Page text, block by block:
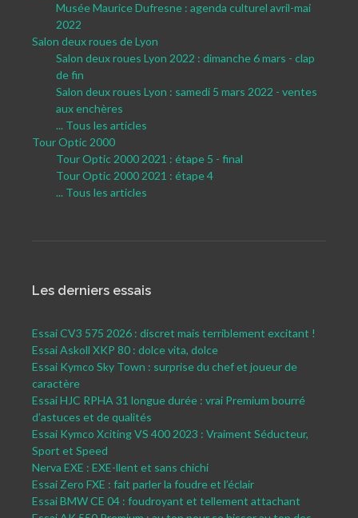
Musée Maurice Dufresne : agenda culturel avril-mai
2022
Salon deux roues de Lyon
Salon deux roues Lyon 2022 : dimanche 6 mars - clap
de fin
Salon deux roues Lyon : samedi 5 mars 2022 - ventes
aux enchères
... Tous les articles
Tour Optic 2000
Tour Optic 2000 2021 : étape 5 - final
Tour Optic 2000 2021 : étape 4
... Tous les articles
Les derniers essais
Essai CV3 575 2026 : discret mais terriblement excitant !
Essai Askoll XKP 80 : dolce vita, dolce
Essai Kymco Sky Town : surprise du chef et joueur de
caractère
Essai HJC RPHA 31 longue durée : vrai Premium bourré
d’astuces et de qualités
Essai Kymco Xciting VS 400 2023 : Vraiment Séducteur,
Sport et Speed
Nerva EXE : EXE-llent et sans chichi
Essai Zero FXE : fait parler la foudre et l’éclair
Essai BMW CE 04 : foudroyant et tellement attachant